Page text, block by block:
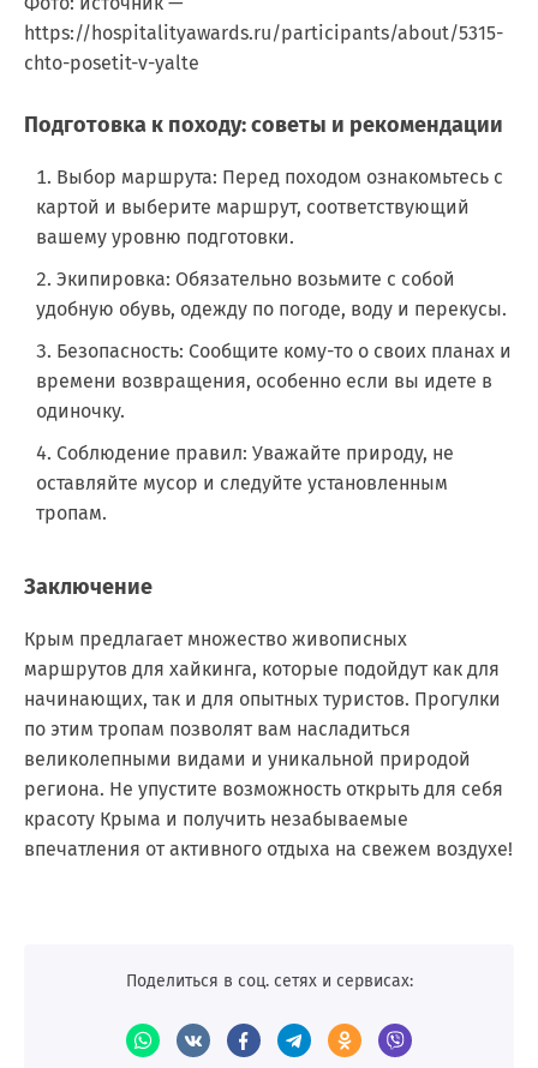
https://hospitalityawards.ru/participants/about/5315-
chto-posetit-v-yalte
Подготовка к походу: советы и рекомендации
Выбор маршрута: Перед походом ознакомьтесь с
картой и выберите маршрут, соответствующий
вашему уровню подготовки.
Экипировка: Обязательно возьмите с собой
удобную обувь, одежду по погоде, воду и перекусы.
Безопасность: Сообщите кому-то о своих планах и
времени возвращения, особенно если вы идете в
одиночку.
Соблюдение правил: Уважайте природу, не
оставляйте мусор и следуйте установленным
тропам.
Заключение
Крым предлагает множество живописных
маршрутов для хайкинга, которые подойдут как для
начинающих, так и для опытных туристов. Прогулки
по этим тропам позволят вам насладиться
великолепными видами и уникальной природой
региона. Не упустите возможность открыть для себя
красоту Крыма и получить незабываемые
впечатления от активного отдыха на свежем воздухе!
Поделиться в соц. сетях и сервисах: